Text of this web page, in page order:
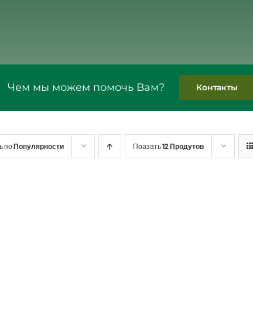
Чем мы можем помочь Вам? Контакты
поПопулярности Поазать12 Продутов